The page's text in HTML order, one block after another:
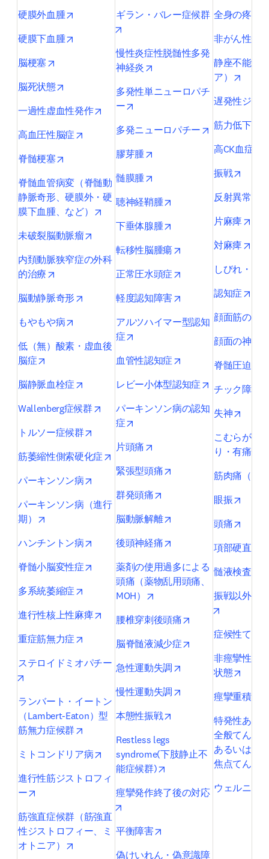
硬膜外血腫 opens in new tab/window
硬膜下血腫
脳梗塞 opens in new tab/window
脳死状態 opens in new tab/window
一過性虚血性発作 opens in new tab/window
高血圧性脳症 opens in new tab/window
脊髄梗塞 opens in new tab/window
脊髄血管病変（脊髄動
静脈奇形、硬膜外・硬
膜下血腫、など）
opens in new tab/window
未破裂脳動脈瘤 opens in new tab/window
内頚動脈狭窄症の外科
的治療
opens in new tab/window
脳動静脈奇形 opens in new tab/window
もやもや病 opens in new tab/window
低（無）酸素・虚血後
脳症
opens in new tab/window
脳静脈血栓症 opens in new tab/window
Wallenberg症候群 opens in new tab/window
トルソー症候群
筋萎縮性側索硬化症 opens in new tab/window
パーキンソン病 opens in new tab/window
パーキンソン病（進行
期）
opens in new tab/window
ハンチントン病 opens in new tab/window
脊髄小脳変性症 opens in new tab/window
多系統萎縮症 opens in new tab/window
進行性核上性麻痺 opens in new tab/window
重症筋無力症 opens in new tab/window
ステロイドミオパチー
opens in new tab/window
ランバート・イートン
（Lambert-Eaton）型
筋無力症候群
ミトコンドリア病 opens in new tab/window
進行性筋ジストロフィ
ー
opens in new tab/window
筋強直症候群（筋強直
性ジストロフィー、ミ
オトニア）
ギラン・バレー症候群
慢性炎症性脱髄性多発
神経炎
opens in new tab/window
多発性単ニューロパチ
ー
opens in new tab/window
多発ニューロパチー opens in new
膠芽腫 opens in new tab/window
髄膜腫 opens in new tab/window
聴神経鞘腫 opens in new tab/
下垂体腺腫 opens in new tab/
転移性脳腫瘍 opens in new tab/
正常圧水頭症 opens in new tab/
軽度認知障害 opens in new tab/
アルツハイマー型認知
症
opens in new tab/window
血管性認知症 opens in new tab/
レビー小体型認知症 opens in
パーキンソン病の認知
症
opens in new tab/window
片頭痛 opens in new tab/window
緊張型頭痛 opens in new tab/
群発頭痛 opens in new tab/window
脳動脈解離 opens in new tab/
後頭神経痛 opens in new tab/
薬剤の使用過多による
頭痛（薬物乱用頭痛、
MOH）
opens in new tab/window
腰椎穿刺後頭痛
脳脊髄液減少症 opens in new tab/
急性運動失調 opens in new tab/
慢性運動失調 opens in new tab/
本態性振戦 opens in new tab/
Restless legs
syndrome(下肢静止不
能症候群)
opens in new tab/window
痙攣発作終了後の対応
平衡障害
偽けいれん・偽意識障
全身の疼痛
非がん性慢
静座不能（
ア）
遅発性ジス
筋力低下
高CK血症
振戦
反射異常
片麻痺
対麻痺
しびれ・感
認知症
顔面筋の麻
顔面の神経
脊髄圧迫所
チック障害
失神
こむらがえ
り・有痛性
筋肉痛（全
眼振
頭痛
項部硬直
髄液検査
振戦以外の
症候性てん
非痙攣性て
状態
痙攣重積発
特発性ある
全般てんか
あるいは
焦点てんか
ウェルニッ